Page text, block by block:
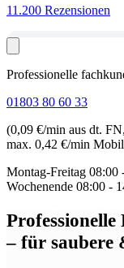
11.200 Rezensionen
Professionelle
01803 80 60 33
(0,09 €/min aus dt. FN,
max. 0,42 €/min
Montag-Freitag 08:00
Wochenende 08:00 -
– für saubere